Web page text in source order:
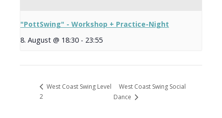
"PottSwing" - Workshop + Practice-Night
8. August @ 18:30 - 23:55
West Coast Swing Level
2
West Coast Swing Social
Dance